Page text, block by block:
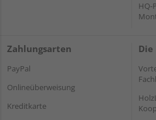
HQ-
Zahlungsarten
PayPal
Onlineüberweisung
Kreditkarte
Die